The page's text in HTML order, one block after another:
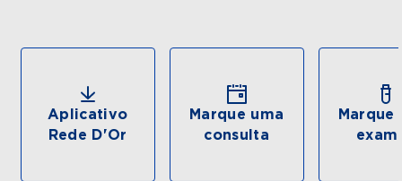
Aplicativo
Rede D'Or
Marque uma
consulta
Marque